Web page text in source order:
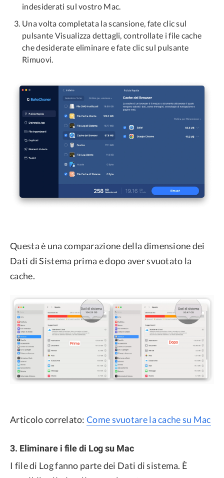
indesiderati sul vostro Mac.
Una volta completata la scansione, fate clic sul
pulsante Visualizza dettagli, controllate i file cache
che desiderate eliminare e fate clic sul pulsante
Rimuovi.
Questa è una comparazione della dimensione dei
Dati di Sistema prima e dopo aver svuotato la
cache.
Articolo correlato:Come svuotare la cache su Mac
3. Eliminare i file di Log su Mac
I file di Log fanno parte dei Dati di sistema. È